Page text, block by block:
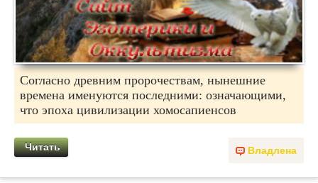
Согласно древним пророчествам, нынешние
времена именуются последними: означающими,
что эпоха цивилизации хомосапиенсов
Владлена
Читать